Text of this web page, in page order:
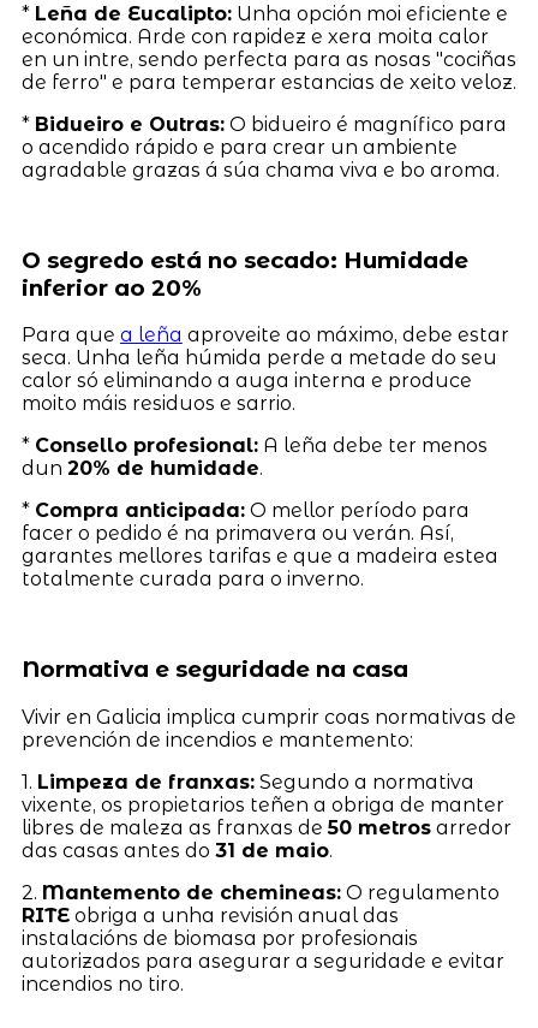
* Leña de Eucalipto:Unha opción moi eficiente e
económica. Arde con rapidez e xera moita calor
en un intre, sendo perfecta para as nosas "cociñas
de ferro" e para temperar estancias de xeito veloz.
* Bidueiro e Outras:O bidueiro é magnífico para
o acendido rápido e para crear un ambiente
agradable grazas á súa chama viva e bo aroma.
O segredo está no secado: Humidade
inferior ao 20%
Para que a leña aproveite ao máximo, debe estar
seca. Unha leña húmida perde a metade do seu
calor só eliminando a auga interna e produce
moito máis residuos e sarrio.
* Consello profesional:A leña debe ter menos
dun 20% de humidade.
* Compra anticipada:O mellor período para
facer o pedido é na primavera ou verán. Así,
garantes mellores tarifas e que a madeira estea
totalmente curada para o inverno.
Normativa e seguridade na casa
Vivir en Galicia implica cumprir coas normativas de
prevención de incendios e mantemento:
1. Limpeza de franxas:Segundo a normativa
vixente, os propietarios teñen a obriga de manter
libres de maleza as franxas de50 metrosarredor
das casas antes do 31 de maio.
2. Mantemento de chemineas:O regulamento
RITEobriga a unha revisión anual das
instalacións de biomasa por profesionais
autorizados para asegurar a seguridade e evitar
incendios no tiro.